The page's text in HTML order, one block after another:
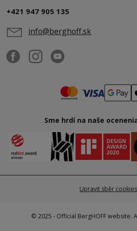
+421 947 905 135
info@berghoff.sk
Sme hrdí na naše
Upravit sběr
© 2025 - Official BergHOFF website.